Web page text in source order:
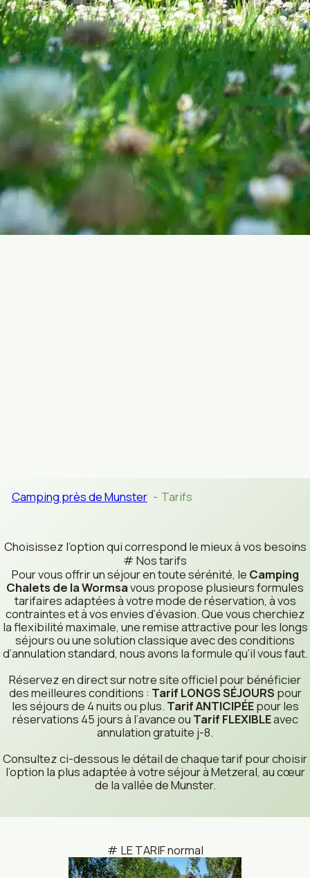
Camping près de Munster Tarifs
Choisissez l’option qui correspond le mieux à vos besoins
Nos tarifs
Pour vous offrir un séjour en toute sérénité, le Camping
Chalets de la Wormsavous propose plusieurs formules
tarifaires adaptées à votre mode de réservation, à vos
contraintes et à vos envies d’évasion. Que vous cherchiez
la flexibilité maximale, une remise attractive pour les longs
séjours ou une solution classique avec des conditions
d’annulation standard, nous avons la formule qu’il vous faut.
Réservez en direct sur notre site officiel pour bénéficier
des meilleures conditions : Tarif LONGS SÉJOURS pour
les séjours de 4 nuits ou plus. Tarif ANTICIPÉEpour les
réservations 45 jours à l’avance ou Tarif FLEXIBLEavec
annulation gratuite j-8.
Consultez ci-dessous le détail de chaque tarif pour choisir
l’option la plus adaptée à votre séjour à Metzeral, au cœur
de la vallée de Munster.
LE TARIF normal